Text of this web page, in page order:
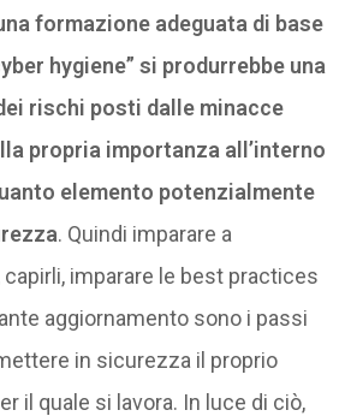
formazione adeguata di base
hygiene” si produrrebbe una
rischi posti dalle minacce
propria importanza all’interno
elemento potenzialmente
. Quindi imparare a
imparare le best practices
aggiornamento sono i passi
in sicurezza il proprio
il quale si lavora. In luce di ciò,